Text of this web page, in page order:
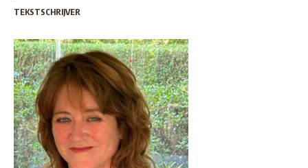
TEKSTSCHRIJVER